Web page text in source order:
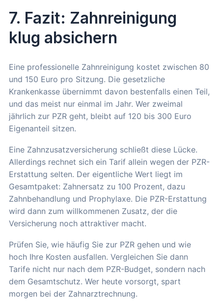
7. Fazit: Zahnreinigung
klug absichern
Eine professionelle Zahnreinigung kostet zwischen 80
und 150 Euro pro Sitzung. Die gesetzliche
Krankenkasse übernimmt davon bestenfalls einen Teil,
und das meist nur einmal im Jahr. Wer zweimal
jährlich zur PZR geht, bleibt auf 120 bis 300 Euro
Eigenanteil sitzen.
Eine Zahnzusatzversicherung schließt diese Lücke.
Allerdings rechnet sich ein Tarif allein wegen der PZR-
Erstattung selten. Der eigentliche Wert liegt im
Gesamtpaket: Zahnersatz zu 100 Prozent, dazu
Zahnbehandlung und Prophylaxe. Die PZR-Erstattung
wird dann zum willkommenen Zusatz, der die
Versicherung noch attraktiver macht.
Prüfen Sie, wie häufig Sie zur PZR gehen und wie
hoch Ihre Kosten ausfallen. Vergleichen Sie dann
Tarife nicht nur nach dem PZR-Budget, sondern nach
dem Gesamtschutz. Wer heute vorsorgt, spart
morgen bei der Zahnarztrechnung.